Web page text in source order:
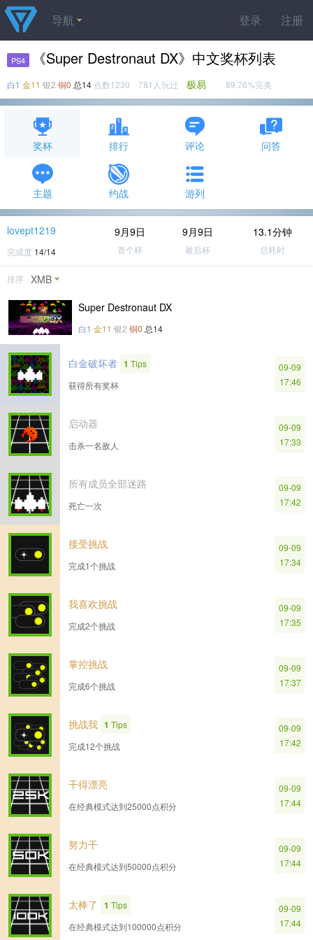
登录 注册
导航
PS4 《Super Destronaut DX》中文奖杯列表
白1 金11 银2 铜0 总14 点数1230 781人玩过 极易 89.76%完美
奖杯 排行 评论 问答
主题 约战 游列
lovept1219
完成度 14/14
9月9日
首个杯
9月9日
最后杯
13.1分钟
总耗时
排序 XMB
Super Destronaut DX
白1 金11 银2 铜0 总14
白金破坏者 1 Tips
获得所有奖杯
09-09
17:46
启动器
击杀一名敌人
09-09
17:33
所有成员全部迷路
死亡一次
09-09
17:42
接受挑战
完成1个挑战
09-09
17:34
我喜欢挑战
完成2个挑战
09-09
17:35
掌控挑战
完成6个挑战
09-09
17:37
挑战我 1 Tips
完成12个挑战
09-09
17:42
干得漂亮
在经典模式达到25000点积分
09-09
17:44
努力干
在经典模式达到50000点积分
09-09
17:44
太棒了 1 Tips
在经典模式达到100000点积分
09-09
17:44